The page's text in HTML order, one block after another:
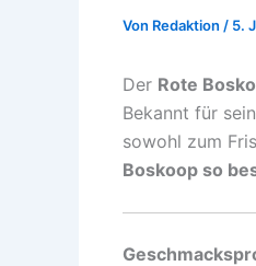
Von Redaktion / 5.
Der Rote
Bekannt für
sowohl zum
Boskoop so